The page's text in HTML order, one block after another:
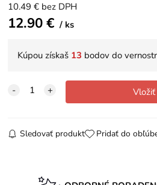
10.49 € bez DPH
12.90€ ks
Kúpou získaš 13 bodov do
Sledovať produkt Pridať do